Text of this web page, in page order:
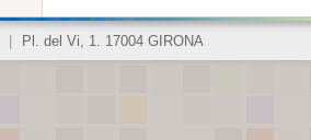
Pl. del Vi, 1. 17004 GIRONA